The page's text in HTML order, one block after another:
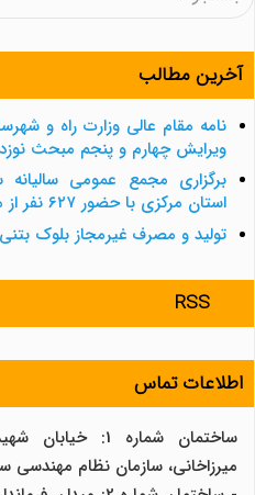
آخرین مطالب
نامه مقام عالی وزارت راه و
ویرایش چهارم و پنجم مبحث
برگزاری مجمع عمومی
استان مرکزی با حضور ۶۲۷ نفر از مهندسان ۱۴۰۵/۰۵/۱۴
تولید و مصرف غیرمجاز بلوک بتنی
RSS
اطلاعات تماس
ساختمان شماره
میرزاخانی، سازمان نظام مهندسی